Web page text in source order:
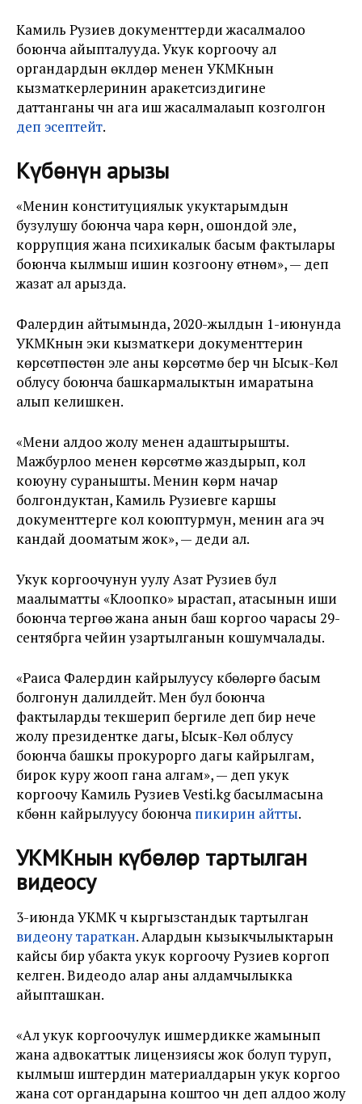
Камиль Рузиев документтерди жасалмалоо
боюнча айыпталууда. Укук коргоочу ал
органдардын өкүлдөрү менен УКМКнын
кызматкерлеринин аракетсиздигине
даттанганы үчүн ага иш жасалмалаып козголгон
деп эсептейт.
Күбөнүн арызы
«Менин конституциялык укуктарымдын
бузулушу боюнча чара көрүүнү, ошондой эле,
коррупция жана психикалык басым фактылары
боюнча кылмыш ишин козгоону өтүнөм», — деп
жазат ал арызда.
Фалердин айтымында, 2020-жылдын 1-июнунда
УКМКнын эки кызматкери документтерин
көрсөтпөстөн эле аны көрсөтмө берүү үчүн Ысык-Көл
облусу боюнча башкармалыктын имаратына
алып келишкен.
«Мени алдоо жолу менен адаштырышты.
Мажбурлоо менен көрсөтмө жаздырып, кол
коюуну суранышты. Менин көрүүм начар
болгондуктан, Камиль Рузиевге каршы
документтерге кол коюптурмун, менин ага эч
кандай дооматым жок», — деди ал.
Укук коргоочунун уулу Азат Рузиев бул
маалыматты «Клоопко» ырастап, атасынын иши
боюнча тергөө жана анын баш коргоо чарасы 29-
сентябрга чейин узартылганын кошумчалады.
«Раиса Фалердин кайрылуусу күбөлөргө басым
болгонун далилдейт. Мен бул боюнча
фактыларды текшерип бергиле деп бир нече
жолу президентке дагы, Ысык-Көл облусу
боюнча башкы прокурорго дагы кайрылгам,
бирок куру жооп гана алгам», — деп укук
коргоочу Камиль Рузиев Vesti.kg басылмасына
күбөнүн кайрылуусу боюнча пикирин айтты.
УКМКнын күбөлөр тартылган
видеосу
3-июнда УКМК үч кыргызстандык тартылган
видеону тараткан. Алардын кызыкчылыктарын
кайсы бир убакта укук коргоочу Рузиев коргоп
келген. Видеодо алар аны алдамчылыкка
айыпташкан.
«Ал укук коргоочулук ишмердикке жамынып
жана адвокаттык лицензиясы жок болуп туруп,
кылмыш иштердин материалдарын укук коргоо
жана сот органдарына коштоо үчүн деп алдоо жолу